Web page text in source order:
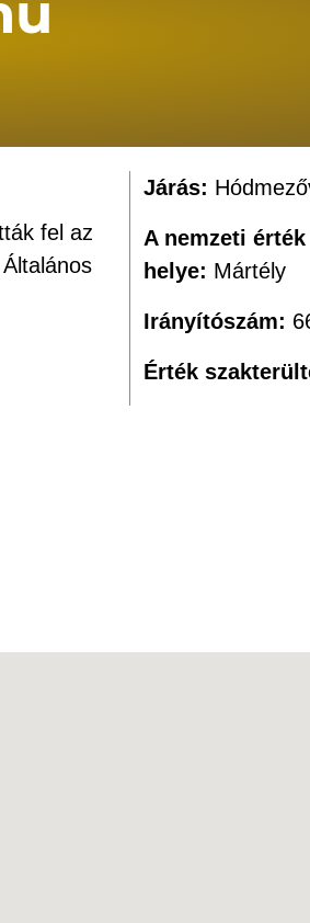
fel az
Járás:
A nemzeti
helye: Mártély
Irányítószám:
Érték